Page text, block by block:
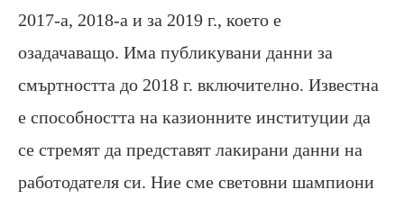
2017-а, 2018-а и за 2019 г., което е
озадачаващо. Има публикувани данни за
смъртността до 2018 г. включително. Известна
е способността на казионните институции да
се стремят да представят лакирани данни на
работодателя си. Ние сме световни шампиони